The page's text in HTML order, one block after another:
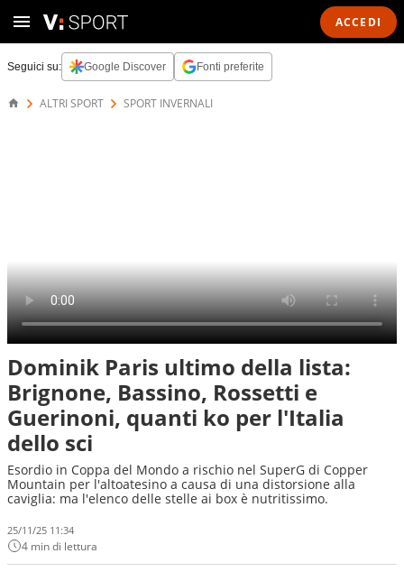
ACCEDI
Seguici su: Google Discover Fonti preferite
ALTRI SPORT SPORT INVERNALI
Dominik Paris ultimo della lista:
Brignone, Bassino, Rossetti e
Guerinoni, quanti ko per l'Italia
dello sci
Esordio in Coppa del Mondo a rischio nel SuperG di Copper
Mountain per l'altoatesino a causa di una distorsione alla
caviglia: ma l'elenco delle stelle ai box è nutritissimo.
25/11/25 11:34
4 min di lettura